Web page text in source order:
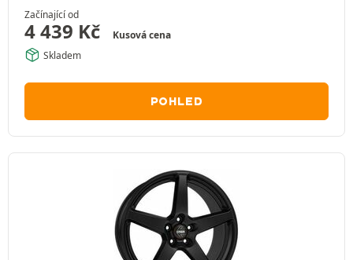
Začínající od
4 439 Kč
Kusová cena
Skladem
POHLED